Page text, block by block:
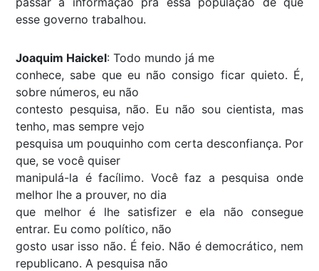
esse governo trabalhou.
Joaquim Haickel: Todo mundo já me
conhece, sabe que eu não consigo ficar quieto. É,
sobre números, eu não
contesto pesquisa, não. Eu não sou cientista, mas
tenho, mas sempre vejo
pesquisa um pouquinho com certa desconfiança. Por
que, se você quiser
manipulá-la é facílimo. Você faz a pesquisa onde
melhor lhe a prouver, no dia
que melhor é lhe satisfizer e ela não consegue
entrar. Eu como político, não
gosto usar isso não. É feio. Não é democrático, nem
republicano. A pesquisa não